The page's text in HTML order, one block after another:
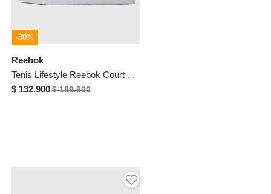
-30%
Reebok
Tenis Lifestyle Reebok Court Advance Vulc Negro
$ 132.900$ 189.900